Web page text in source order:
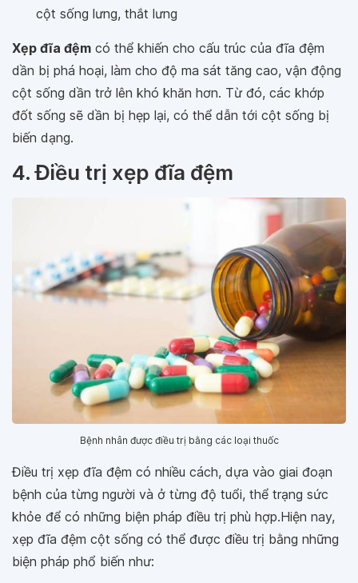
cột sống lưng, thắt lưng
Xẹp đĩa đệm có thể khiến cho cấu trúc của đĩa đệm
dần bị phá hoại, làm cho độ ma sát tăng cao, vận động
cột sống dần trở lên khó khăn hơn. Từ đó, các khớp
đốt sống sẽ dần bị hẹp lại, có thể dẫn tới cột sống bị
biến dạng.
4. Điều trị xẹp đĩa đệm
Bệnh nhân được điều trị bằng các loại thuốc
Điều trị xẹp đĩa đệm có nhiều cách, dựa vào giai đoạn
bệnh của từng người và ở từng độ tuổi, thể trạng sức
khỏe để có những biện pháp điều trị phù hợp.Hiện nay,
xẹp đĩa đệm cột sống có thể được điều trị bằng những
biện pháp phổ biến như: